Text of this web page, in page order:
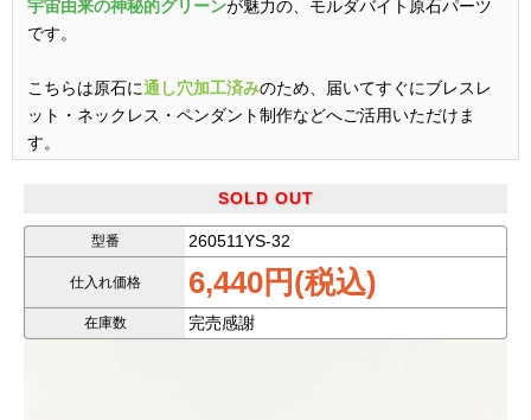
宇宙由来の神秘的グリーンが魅力の、モルダバイト原石パーツ
です。
こちらは原石に通し穴加工済みのため、届いてすぐにブレスレ
ット・ネックレス・ペンダント制作などへご活用いただけま
す。
原石ならではのゴツゴツした天然感と、モルダバイト特有の深
いオリーブグリーンが非常に魅力的。
光に透かした際の透明感や独特な質感は、人工ガラスではなか
なか再現できない存在感があります。
SOLD OUT
型番 260511YS-32
仕入れ価格 6,440円(税込)
在庫数 完売感謝